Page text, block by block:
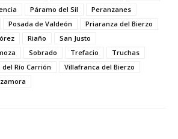
Páramo del Sil
Peranzanes
Posada de Valdeón
Priaranza del Bierzo
Riaño
San Justo
Sobrado Trefacio
Truchas
del Río Carrión
Villafranca del Bierzo
zamora